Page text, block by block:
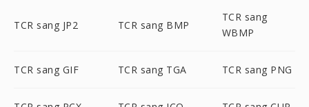
TCR sang JP2 TCR sang BMP
TCR sang
WBMP
TCR sang GIF TCR sang TGA TCR sang PNG